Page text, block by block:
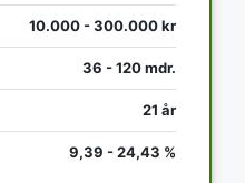
10.000 - 300.000 kr
36 - 120 mdr.
21 år
9,39 - 24,43 %